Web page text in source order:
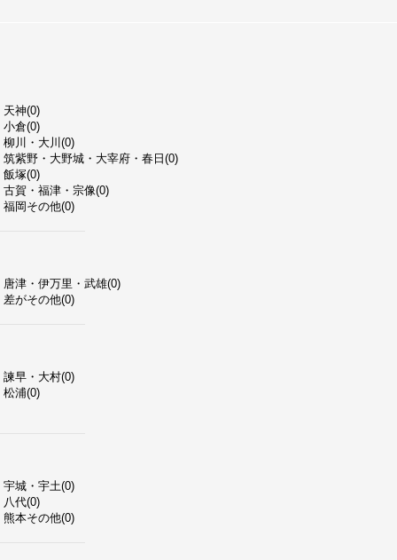
天神(0)
小倉(0)
柳川・大川(0)
筑紫野・大野城・大宰府・春日(0)
飯塚(0)
古賀・福津・宗像(0)
福岡その他(0)
唐津・伊万里・武雄(0)
差がその他(0)
諫早・大村(0)
松浦(0)
宇城・宇土(0)
八代(0)
熊本その他(0)